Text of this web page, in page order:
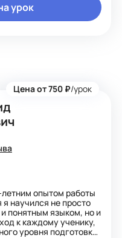
урок
Цена от 750 ₽/урок
опытом работы
научился не просто
понятным языком, но и
к каждому ученику,
уровня подготовки.